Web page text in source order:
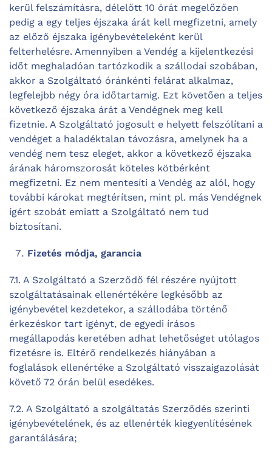
kerül felszámításra, délelőtt 10 órát megelőzően
pedig a egy teljes éjszaka árát kell megfizetni, amely
az előző éjszaka igénybevételeként kerül
felterhelésre. Amennyiben a Vendég a kijelentkezési
időt meghaladóan tartózkodik a szállodai szobában,
akkor a Szolgáltató óránkénti felárat alkalmaz,
legfelejbb négy óra időtartamig. Ezt követően a teljes
következő éjszaka árát a Vendégnek meg kell
fizetnie. A Szolgáltató jogosult e helyett felszólítani a
vendéget a haladéktalan távozásra, amelynek ha a
vendég nem tesz eleget, akkor a következő éjszaka
árának háromszorosát köteles kötbérként
megfizetni. Ez nem mentesíti a Vendég az alól, hogy
további károkat megtérítsen, mint pl. más Vendégnek
ígért szobát emiatt a Szolgáltató nem tud
biztosítani.
Fizetés módja, garancia
7.1. A Szolgáltató a Szerződő fél részére nyújtott
szolgáltatásainak ellenértékére legkésőbb az
igénybevétel kezdetekor, a szállodába történő
érkezéskor tart igényt, de egyedi írásos
megállapodás keretében adhat lehetőséget utólagos
fizetésre is. Eltérő rendelkezés hiányában a
foglalások ellenértéke a Szolgáltató visszaigazolását
követő 72 órán belül esedékes.
7.2. A Szolgáltató a szolgáltatás Szerződés szerinti
igénybevételének, és az ellenérték kiegyenlítésének
garantálására;